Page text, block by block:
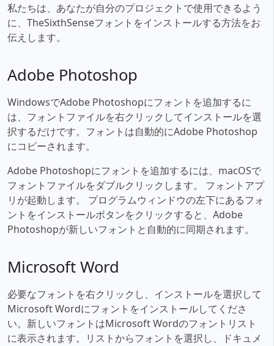
私たちは、あなたが自分のプロジェクトで使用できるよう
に、TheSixthSenseフォントをインストールする方法をお
伝えします。
Adobe Photoshop
WindowsでAdobe Photoshopにフォントを追加するに
は、フォントファイルを右クリックしてインストールを選
択するだけです。フォントは自動的にAdobe Photoshop
にコピーされます。
Adobe Photoshopにフォントを追加するには、macOSで
フォントファイルをダブルクリックします。 フォントアプ
リが起動します。 プログラムウィンドウの左下にあるフォ
ントをインストールボタンをクリックすると、Adobe
Photoshopが新しいフォントと自動的に同期されます。
Microsoft Word
必要なフォントを右クリックし、インストールを選択して
Microsoft Wordにフォントをインストールしてくださ
い。新しいフォントはMicrosoft Wordのフォントリスト
に表示されます。リストからフォントを選択し、ドキュメ